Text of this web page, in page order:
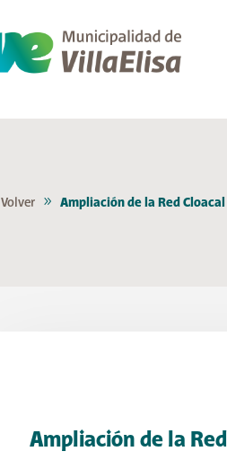
Volver Ampliación de la Red Cloacal
Ampliación de la